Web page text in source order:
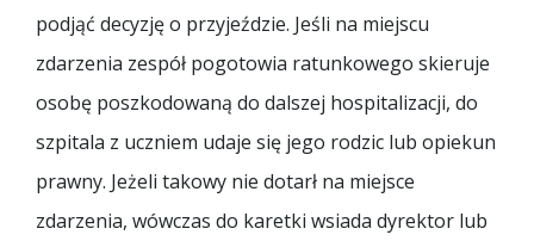
podjąć decyzję o przyjeździe. Jeśli na miejscu
zdarzenia zespół pogotowia ratunkowego skieruje
osobę poszkodowaną do dalszej hospitalizacji, do
szpitala z uczniem udaje się jego rodzic lub opiekun
prawny. Jeżeli takowy nie dotarł na miejsce
zdarzenia, wówczas do karetki wsiada dyrektor lub